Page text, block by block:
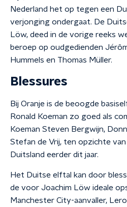
Nederland het op tegen een
verjonging ondergaat. De
Löw, deed in de vorige reeks
beroep op oudgedienden
Hummels en Thomas Müller.
Blessures
Bij Oranje is de beoogde
Ronald Koeman zo goed als
Koeman Steven Bergwijn,
Stefan de Vrij, ten opzichte
Duitsland eerder dit jaar.
Het Duitse elftal kan door
de voor Joachim Löw ideale
Manchester City-aanvaller,